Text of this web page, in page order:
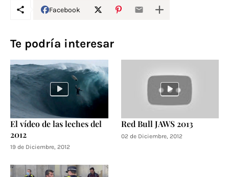
Facebook
Te podría interesar
El vídeo de las leches del
2012
19 de Diciembre, 2012
Red Bull JAWS 2013
02 de Diciembre, 2012